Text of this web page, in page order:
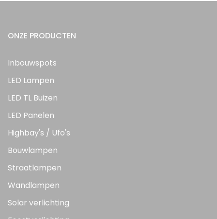
ONZE PRODUCTEN
Inbouwspots
LED Lampen
LED TL Buizen
LED Panelen
Highbay's / Ufo's
Bouwlampen
Straatlampen
Wandlampen
Solar verlichting